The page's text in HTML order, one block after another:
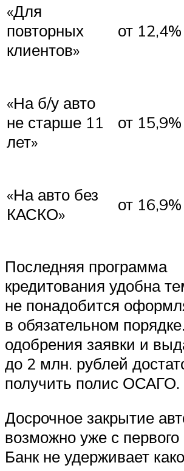
«Для
повторных
клиентов»
от 12,4%
«На б/у авто
не старше 11
лет»
от 15,9%
«На авто без
КАСКО»
от 16,9%
Последняя программа
кредитования удобна
не понадобится
в обязательном
одобрения заявки и
до 2 млн. рублей
получить полис ОСАГО.
Досрочное закрытие
возможно уже с
Банк не удерживает